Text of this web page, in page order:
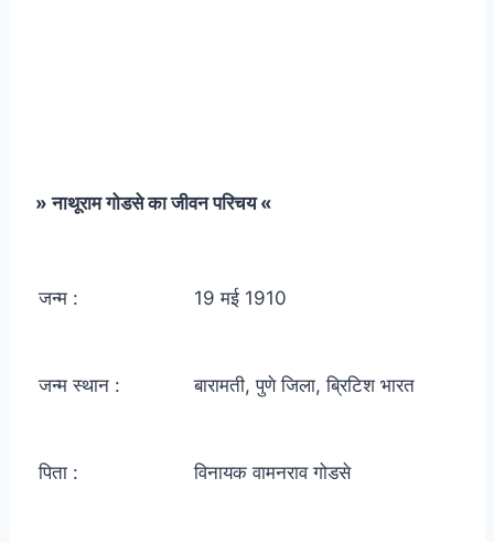
» नाथूराम गोडसे का जीवन परिचय «
जन्म : 19 मई 1910
जन्म स्थान : बारामती, पुणे जिला, ब्रिटिश भारत
पिता : विनायक वामनराव गोडसे